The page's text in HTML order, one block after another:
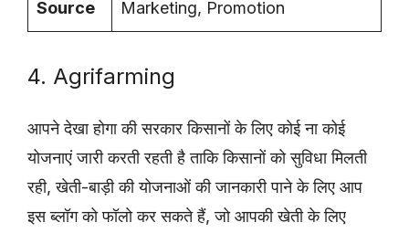
Source Marketing, Promotion
4. Agrifarming
आपने देखा होगा की सरकार किसानों के लिए कोई ना कोई
योजनाएं जारी करती रहती है ताकि किसानों को सुविधा मिलती
रही, खेती-बाड़ी की योजनाओं की जानकारी पाने के लिए आप
इस ब्लॉग को फॉलो कर सकते हैं, जो आपकी खेती के लिए